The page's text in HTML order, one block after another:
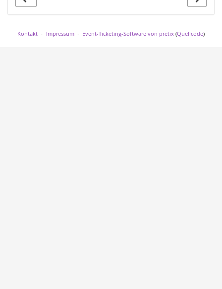
Kontakt Impressum Event-Ticketing-Software von pretix (Quellcode)